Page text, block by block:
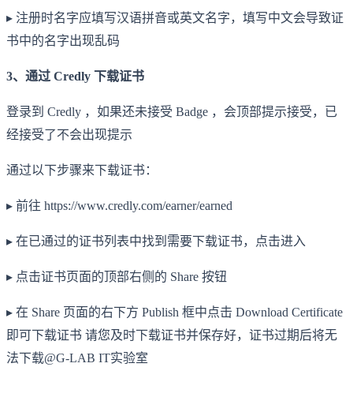
▸ 注册时名字应填写汉语拼音或英文名字，填写中文会导致证
书中的名字出现乱码
3、通过 Credly 下载证书
登录到 Credly ，如果还未接受 Badge ，会顶部提示接受，已
经接受了不会出现提示
通过以下步骤来下载证书：
▸ 前往 https://www.credly.com/earner/earned
▸ 在已通过的证书列表中找到需要下载证书，点击进入
▸ 点击证书页面的顶部右侧的 Share 按钮
▸ 在 Share 页面的右下方 Publish 框中点击 Download Certificate
即可下载证书 请您及时下载证书并保存好，证书过期后将无
法下载@G-LAB IT实验室